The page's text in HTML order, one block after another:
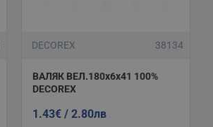
DECOREX 38134
ВАЛЯК ВЕЛ.180x6х41 100%
DECOREX
1.43€ / 2.80лв